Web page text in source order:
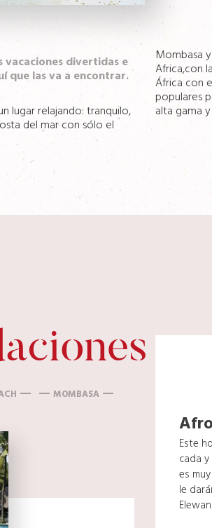
vacaciones divertidas e
que las va a encontrar.
lugar relajando: tranquilo,
del mar con sólo el
Mombasa
Africa,con
África con
populares
alta gama
MOMBASA
Este
cada
es
le